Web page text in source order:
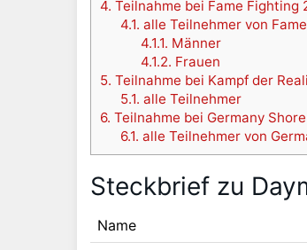
4. Teilnahme bei Fame Fighting
4.1. alle Teilnehmer von
4.1.1. Männer
4.1.2. Frauen
5. Teilnahme bei Kampf der
5.1. alle Teilnehmer
6. Teilnahme bei Germany
6.1. alle Teilnehmer von
Steckbrief zu
Name